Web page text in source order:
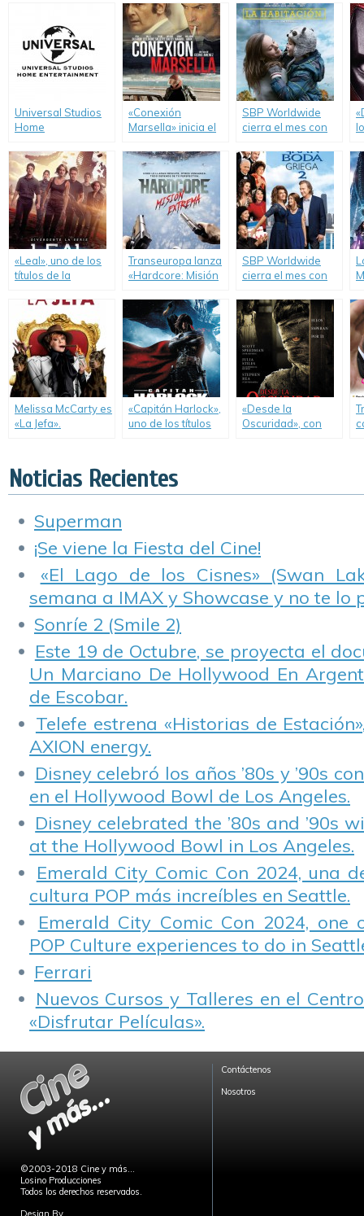
Universal Studios
Home
vuelve a tener
distribución en
Argentina.
«Conexión
Marsella» inicia el
lanzamientos en
Transeuropa.
SBP Worldwide
cierra el mes con
Studios Home
Entertainment.
«Leal», uno de los
títulos de la
Agosto en
Transeuropa.
Transeuropa lanza
«Hardcore: Misión
SBP Worldwide
cierra el mes con
de «Mi Gran Boda
Griega» y «Buenos
Vecinos».
Melissa McCarty es
«La Jefa».
«Capitán Harlock»,
uno de los títulos
«Desde la
Oscuridad», con
Noticias Recientes
Superman
¡Se viene la Fiesta del Cine!
«El Lago de los Cisnes» (Swan
semana a IMAX y Showcase y no te lo
Sonríe 2 (Smile 2)
Este 19 de Octubre, se proyecta el
Un Marciano De Hollywood En
de Escobar.
Telefe estrena «Historias de
AXION energy.
Disney celebró los años ’80s y ’90s
en el Hollywood Bowl de Los Angeles.
Disney celebrated the ’80s and ’90s
at the Hollywood Bowl in Los Angeles.
Emerald City Comic Con 2024, una
cultura POP más increíbles en Seattle.
Emerald City Comic Con 2024,
POP Culture experiences to do in
Ferrari
Nuevos Cursos y Talleres en el
«Disfrutar Películas».
©2003-2018 Cine y más...
Losino Producciones
Todos los derechos reservados.
Design By
Contáctenos
Nosotros